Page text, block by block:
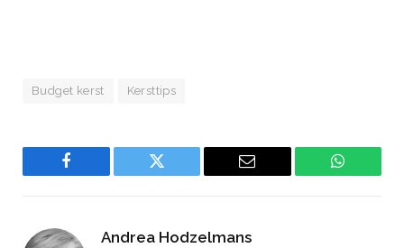
Budget kerst Kersttips
Facebook Twitter Email
Andrea Hodzelmans